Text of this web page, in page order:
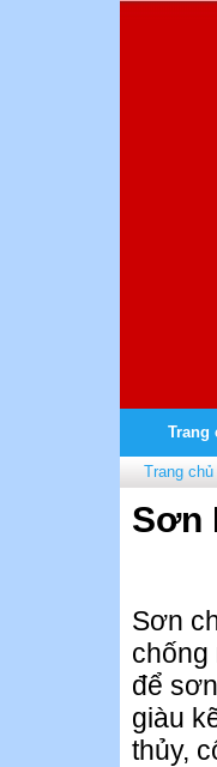
Trang
Trang chủ
Sơn
Sơn
chống
để
giàu
thủy,